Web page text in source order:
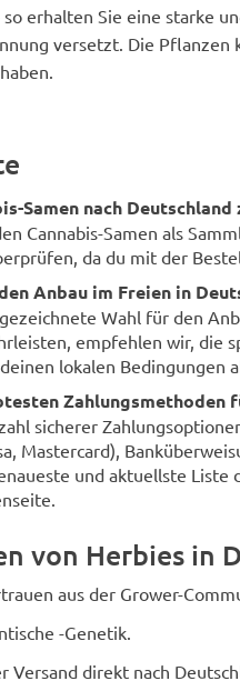
erhalten Sie eine starke
versetzt. Die
Samen nach Deutschland
Cannabis-Samen als
da du mit der
Anbau im Freien in
Wahl für den
empfehlen wir, die
lokalen Bedingungen
Zahlungsmethoden
sicherer
Mastercard),
und aktuellste
von Herbies in
aus der Grower-
-Genetik.
Versand direkt nach